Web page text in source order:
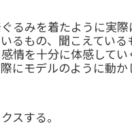
るみを着たように実際
るもの、聞こえている
情を十分に体感してい
にモデルのように動か
スする。